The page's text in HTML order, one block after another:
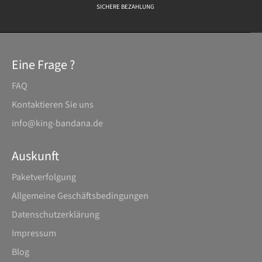
SICHERE BEZAHLUNG
Eine Frage ?
FAQ
Kontaktieren Sie uns
info@king-bandana.de
Auskunft
Paketverfolgung
Allgemeine Geschäftsbedingungen
Datenschutz­erklärung
Impressum
Blog